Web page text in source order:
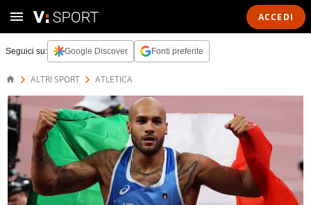
ACCEDI
Seguici su: Google Discover Fonti preferite
ALTRI SPORT ATLETICA